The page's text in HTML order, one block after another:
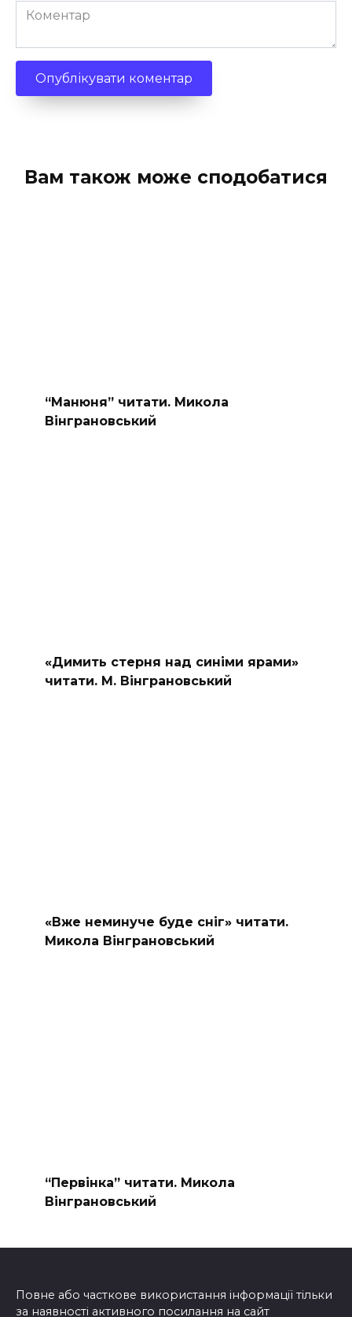
Коментар
Вам також може сподобатися
“Манюня” читати. Микола
Вінграновський
«Димить стерня над синіми ярами»
читати. М. Вінграновський
«Вже неминуче буде сніг» читати.
Микола Вінграновський
“Первінка” читати. Микола
Вінграновський
Повне або часткове використання інформації тільки
за наявності активного посилання на сайт